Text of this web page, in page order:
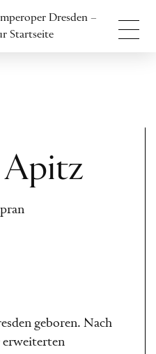
Dresden –
Startseite
Apitz
geboren. Nach
erweiterten